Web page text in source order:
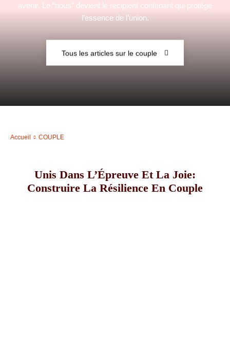
–
avenir. Le “nous” devient le récipient contenant qui protège
l’essence de l’union.
Tous les articles sur le couple
Accueil COUPLE
Unis Dans L’Épreuve Et La Joie:
Construire La Résilience En Couple